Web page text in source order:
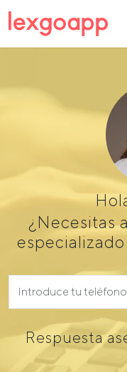
¿Necesitas
Respuesta